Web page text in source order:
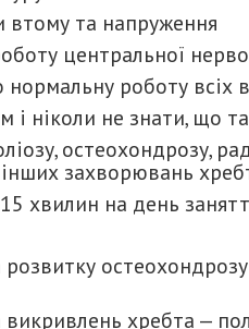
втому та напруження
центральної
роботу всіх
і ніколи не знати, що
остеохондрозу,
захворювань
хвилин на день
розвитку
викривлень хребта —